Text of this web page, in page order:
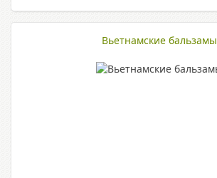
Вьетнамские бальзамы